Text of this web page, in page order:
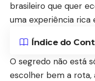
brasileiro que quer
uma experiência rica
Índice do
O segredo não está
escolher bem a rota,